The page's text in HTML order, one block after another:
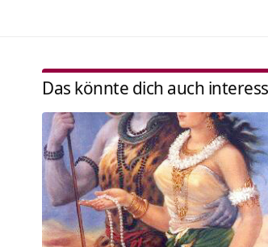
Das könnte dich auch